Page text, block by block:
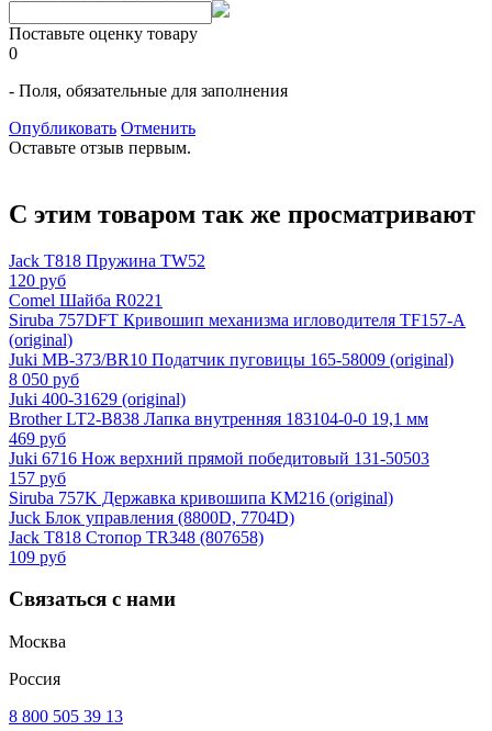
Поставьте оценку товару
0
- Поля, обязательные для заполнения
Опубликовать Отменить
Оставьте отзыв первым.
С этим товаром так же просматривают
Jack T818 Пружина TW52
120 руб
Comel Шайба R0221
Siruba 757DFT Кривошип механизма игловодителя TF157-A
(original)
Juki MB-373/BR10 Податчик пуговицы 165-58009 (original)
8 050 руб
Juki 400-31629 (original)
Brother LT2-B838 Лапка внутренняя 183104-0-0 19,1 мм
469 руб
Juki 6716 Нож верхний прямой победитовый 131-50503
157 руб
Siruba 757K Державка кривошипа KM216 (original)
Juck Блок управления (8800D, 7704D)
Jack T818 Стопор TR348 (807658)
109 руб
Связаться с нами
Москва
Россия
8 800 505 39 13